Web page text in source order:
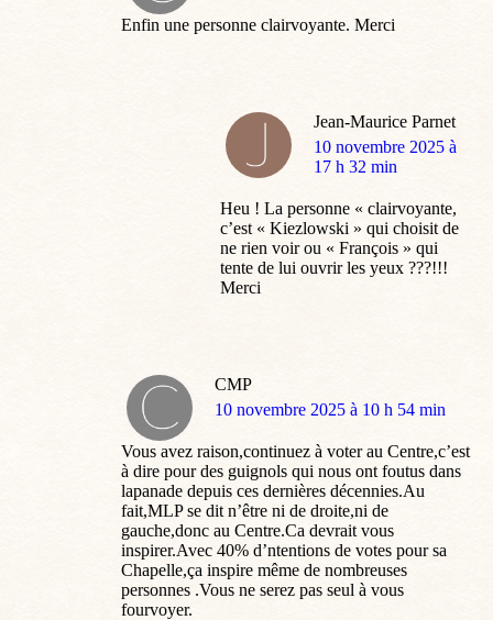
Enfin une personne clairvoyante. Merci
Jean-Maurice Parnet
dit
:
10 novembre 2025 à
17 h 32 min
Heu ! La personne « clairvoyante,
c’est « Kiezlowski » qui choisit de
ne rien voir ou « François » qui
tente de lui ouvrir les yeux ???!!!
Merci
CMP
dit
10 novembre 2025 à 10 h 54 min
Vous avez raison,continuez à voter au Centre,c’est
à dire pour des guignols qui nous ont foutus dans
lapanade depuis ces dernières décennies.Au
fait,MLP se dit n’être ni de droite,ni de
gauche,donc au Centre.Ca devrait vous
inspirer.Avec 40% d’ntentions de votes pour sa
Chapelle,ça inspire même de nombreuses
personnes .Vous ne serez pas seul à vous
fourvoyer.